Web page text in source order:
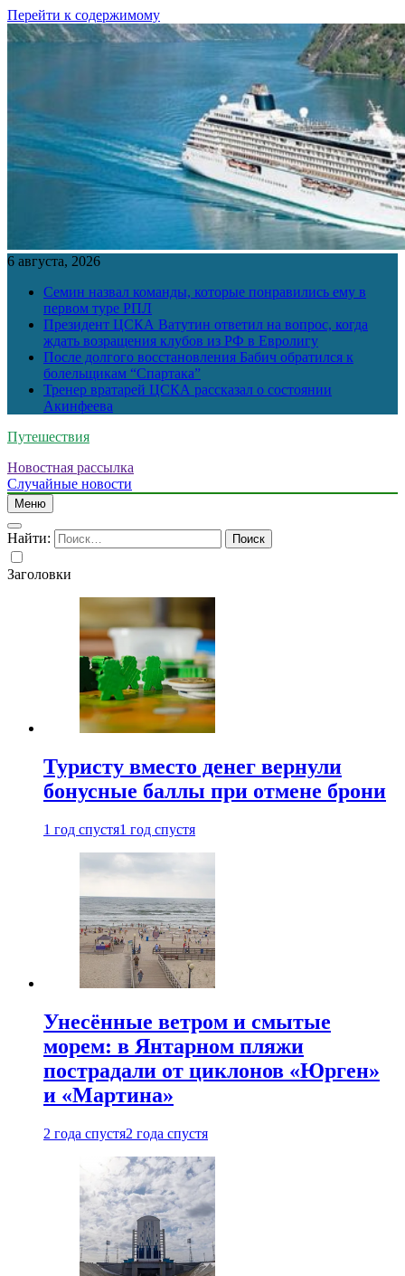
Перейти к содержимому
6 августа, 2026
Семин назвал команды, которые понравились ему в
первом туре РПЛ
Президент ЦСКА Ватутин ответил на вопрос, когда
ждать возращения клубов из РФ в Евролигу
После долгого восстановления Бабич обратился к
болельщикам “Спартака”
Тренер вратарей ЦСКА рассказал о состоянии
Акинфеева
Путешествия
Новостная рассылка
Случайные новости
Меню
Найти:
Заголовки
Туристу вместо денег вернули
бонусные баллы при отмене брони
1 год спустя1 год спустя
Унесённые ветром и смытые
морем: в Янтарном пляжи
пострадали от циклонов «Юрген»
и «Мартина»
2 года спустя2 года спустя